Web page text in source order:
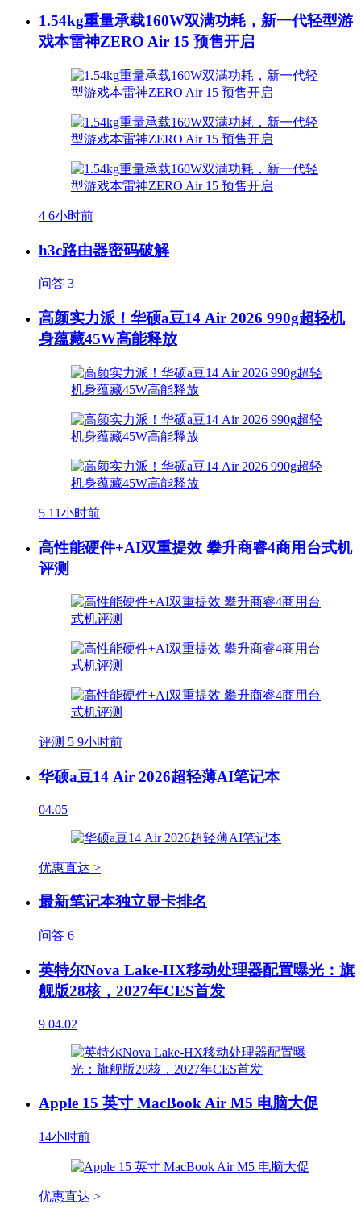
1.54kg重量承载160W双满功耗，新一代轻型游
戏本雷神ZERO Air 15 预售开启
4 6小时前
h3c路由器密码破解
问答 3
高颜实力派！华硕a豆14 Air 2026 990g超轻机
身蕴藏45W高能释放
5 11小时前
高性能硬件+AI双重提效 攀升商睿4商用台式机
评测
评测 5 9小时前
华硕a豆14 Air 2026超轻薄AI笔记本
04.05
优惠直达 >
最新笔记本独立显卡排名
问答 6
英特尔Nova Lake-HX移动处理器配置曝光：旗
舰版28核，2027年CES首发
9 04.02
Apple 15 英寸 MacBook Air M5 电脑大促
14小时前
优惠直达 >